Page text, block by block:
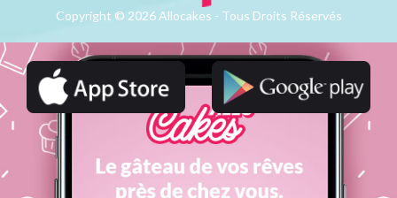
Copyright © 2026 Allocakes - Tous Droits Réservés